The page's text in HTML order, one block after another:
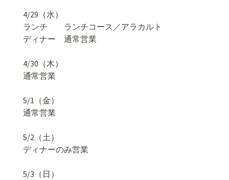
4/29（水）
ランチ ランチコース／アラカルト
ディナー 通常営業
4/30（木）
通常営業
5/1（金）
通常営業
5/2（土）
ディナーのみ営業
5/3（日）